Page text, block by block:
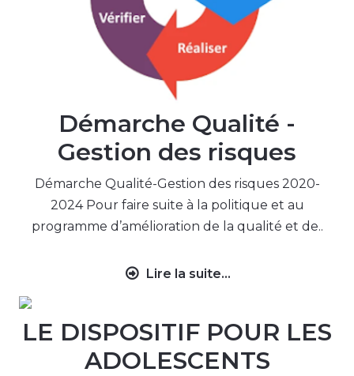
Démarche Qualité -
Gestion des risques
Démarche Qualité-Gestion des risques 2020-
2024 Pour faire suite à la politique et au
programme d’amélioration de la qualité et de..
Lire la suite...
LE DISPOSITIF POUR LES
ADOLESCENTS